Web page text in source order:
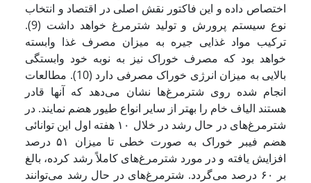
اختصاص داده و این فاکتور نقش اصلی در اقتصاد و انتخاب
نوع سیستم پرورش و تولید شترمرغ خواهد داشت (9).
ترکیب مواد غذایی جیره به ​​میزان مصرف غذا وابسته
خواهد بود که مصرف خوراک نیز به نوبه خود وابستگی
بالایی به میزان انرژی خوراک مصرفی دارد (10). مطالعات
انجام شده روى شترمرغ‌ها نشان مى‌دهد که آنها قادر
هستند الیاف خام را بهتر از سایر انواع طیور هضم نمایند. در
شترمرغ‌هاى در حال رشد در خلال ۱۰ هفته اول این توانائى
هضم فیبر خوراک به‌ صورت خطى تا میزان ۵۱ درصد
افزایش یافته و در مورد شترمرغ‌هاى کاملاً رشد کرده، بالغ
بر ۶۰ درصد مى‌گردد. شترمرغ‌هاى در حال رشد مى‌توانند